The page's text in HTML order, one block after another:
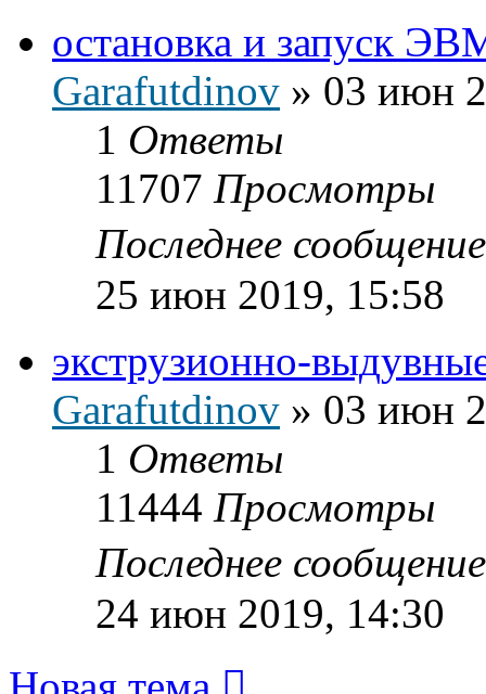
остановка и запуск
Garafutdinov » 03 июн
1 Ответы
11707 Просмотры
Последнее
25 июн 2019, 15:58
экструзионно-
Garafutdinov » 03 июн
1 Ответы
11444 Просмотры
Последнее
24 июн 2019, 14:30